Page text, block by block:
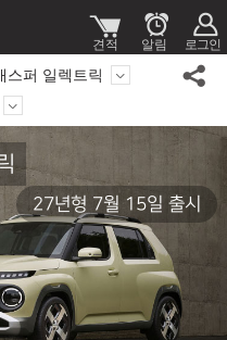
스퍼 일렉트릭
27년형 7월 15일 출시